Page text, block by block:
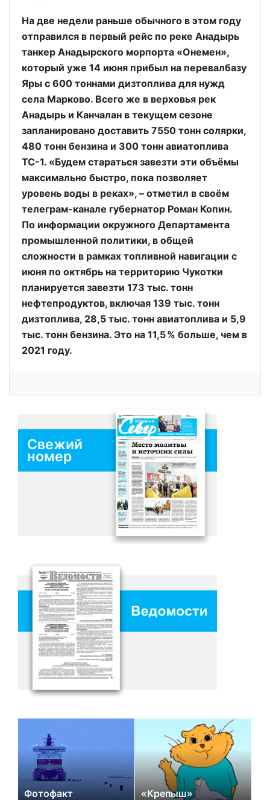
На две недели раньше обычного в этом году
отправился в первый рейс по реке Анадырь
танкер Анадырского морпорта «Онемен»,
который уже 14 июня прибыл на перевалбазу
Яры с 600 тоннами дизтоплива для нужд
села Марково. Всего же в верховья рек
Анадырь и Канчалан в текущем сезоне
запланировано доставить 7550 тонн солярки,
480 тонн бензина и 300 тонн авиатоплива
ТС-1. «Будем стараться завезти эти объёмы
максимально быстро, пока позволяет
уровень воды в реках», – отметил в своём
телеграм-канале губернатор Роман Копин.
По информации окружного Департамента
промышленной политики, в общей
сложности в рамках топливной навигации с
июня по октябрь на территорию Чукотки
планируется завезти 173 тыс. тонн
нефтепродуктов, включая 139 тыс. тонн
дизтоплива, 28,5 тыс. тонн авиатоплива и 5,9
тыс. тонн бензина. Это на 11,5 % больше, чем в
2021 году.
Свежий
номер
Фотофакт «Крепыш»